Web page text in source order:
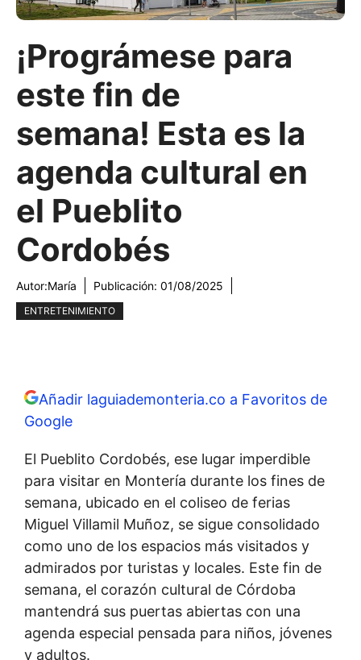
¡Prográmese para
este fin de
semana! Esta es la
agenda cultural en
el Pueblito
Cordobés
Autor:María Publicación: 01/08/2025
ENTRETENIMIENTO
Añadir laguiademonteria.co a Favoritos de
Google
El Pueblito Cordobés, ese lugar imperdible
para visitar en Montería durante los fines de
semana, ubicado en el coliseo de ferias
Miguel Villamil Muñoz, se sigue consolidado
como uno de los espacios más visitados y
admirados por turistas y locales. Este fin de
semana, el corazón cultural de Córdoba
mantendrá sus puertas abiertas con una
agenda especial pensada para niños, jóvenes
y adultos.